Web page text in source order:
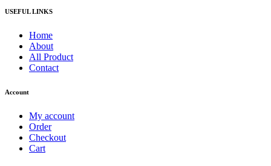
USEFUL LINKS
Home
About
All Product
Contact
Account
My account
Order
Checkout
Cart